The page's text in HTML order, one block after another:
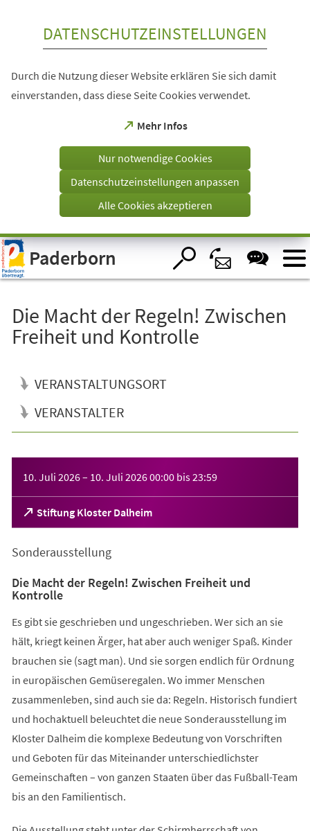
Visuelle
Assistenzsoftware
öffnen.
DATENSCHUTZEINSTELLUNGEN
Durch die Nutzung dieser Website erklären Sie sich damit
einverstanden, dass diese Seite Cookies verwendet.
Mehr Infos
(Öffnet
einem
Tab)
Nur notwendige Cookies
Datenschutzeinstellungen anpassen
Alle Cookies akzeptieren
Paderborn
Die Macht der Regeln! Zwischen
Freiheit und Kontrolle
VERANSTALTUNGSORT
VERANSTALTER
10. Juli 2026– 10. Juli 202600:00 bis23:59
Stiftung Kloster Dalheim
(Öffnet
in
neuen
Sonderausstellung
Die Macht der Regeln! Zwischen Freiheit und
Kontrolle
Es gibt sie geschrieben und ungeschrieben. Wer sich an sie
hält, kriegt keinen Ärger, hat aber auch weniger Spaß. Kinder
brauchen sie (sagt man). Und sie sorgen endlich für Ordnung
in europäischen Gemüseregalen. Wo immer Menschen
zusammenleben, sind auch sie da: Regeln. Historisch fundiert
und hochaktuell beleuchtet die neue Sonderausstellung im
Kloster Dalheim die komplexe Bedeutung von Vorschriften
und Geboten für das Miteinander unterschiedlichster
Gemeinschaften – von ganzen Staaten über das Fußball-Team
bis an den Familientisch.